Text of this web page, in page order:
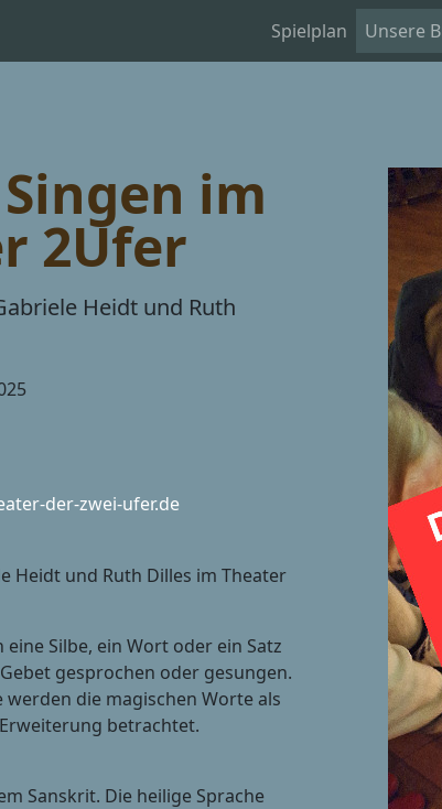
Spielplan Unsere
im
2Ufer
Heidt und Ruth
der-zwei-ufer.de
Heidt und Ruth Dilles im Theater
Silbe, ein Wort oder ein Satz
gesprochen oder gesungen.
die magischen Worte als
betrachtet.
Sanskrit. Die heilige Sprache